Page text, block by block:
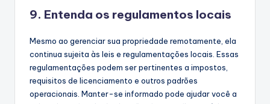
9. Entenda os regulamentos locais
Mesmo ao gerenciar sua propriedade remotamente, ela
continua sujeita às leis e regulamentações locais. Essas
regulamentações podem ser pertinentes a impostos,
requisitos de licenciamento e outros padrões
operacionais. Manter-se informado pode ajudar você a